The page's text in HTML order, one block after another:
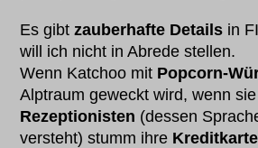
Es gibtzauberhafte Details in
will ich nicht in Abrede stellen.
Wenn Katchoo mit Popcorn-
Alptraum geweckt wird, wenn
Rezeptionisten (dessen
versteht) stumm ihre